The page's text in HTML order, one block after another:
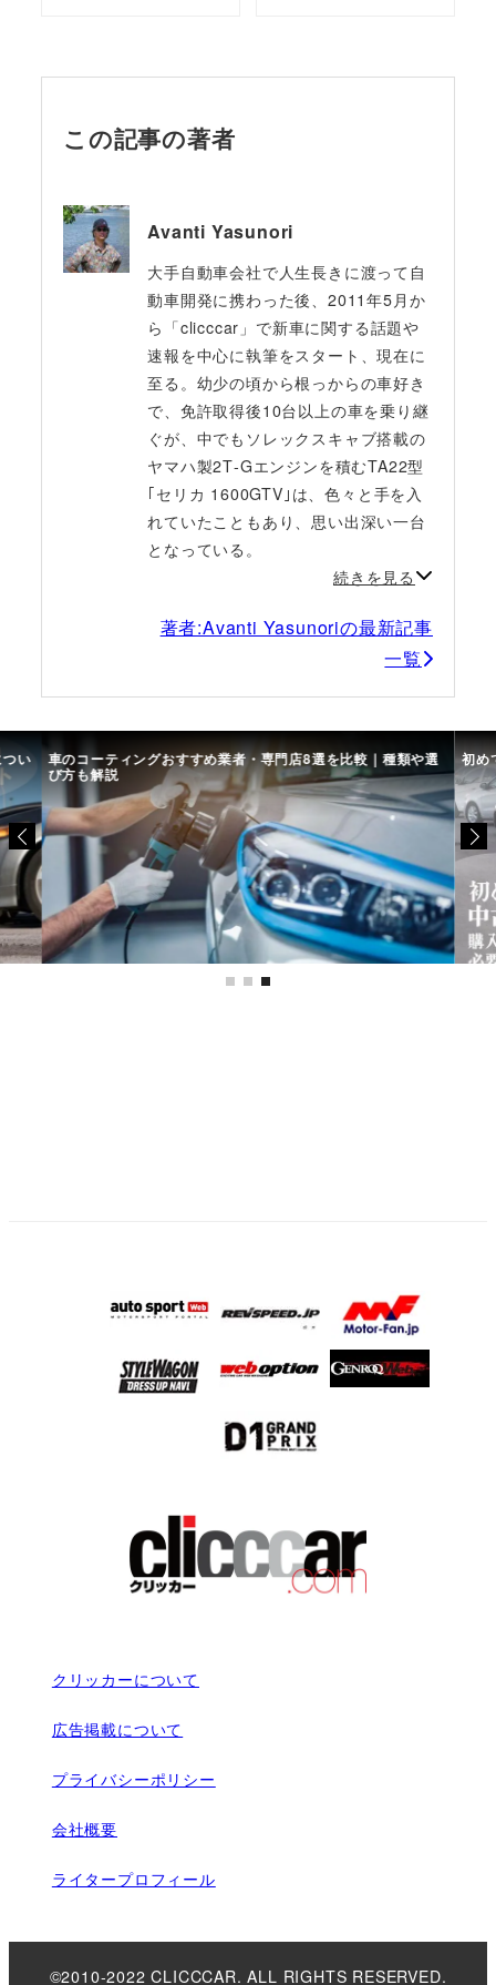
この記事の著者
Avanti Yasunori
大手自動車会社で人生長きに渡って自
動車開発に携わった後、2011年5月か
ら「clicccar」で新車に関する話題や
速報を中心に執筆をスタート、現在に
至る。幼少の頃から根っからの車好き
で、免許取得後10台以上の車を乗り継
ぐが、中でもソレックスキャブ搭載の
ヤマハ製2T‐Gエンジンを積むTA22型
｢セリカ 1600GTV｣は、色々と手を入
れていたこともあり、思い出深い一台
となっている。
続きを見る
著者:Avanti Yasunoriの最新記事
一覧
い 車のコーティングおすすめ業者・専門店8選を比較｜種類や選
び方も解説
初め
クリッカーについて
広告掲載について
プライバシーポリシー
会社概要
ライタープロフィール
©2010-2022 CLICCCAR. ALL RIGHTS RESERVED.